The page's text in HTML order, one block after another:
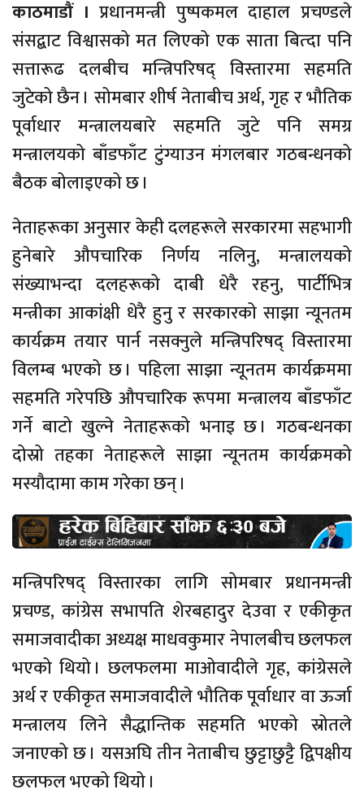
काठमाडौं । प्रधानमन्त्री पुष्पकमल दाहाल प्रचण्डले
संसद्बाट विश्वासको मत लिएको एक साता बित्दा पनि
सत्तारूढ दलबीच मन्त्रिपरिषद् विस्तारमा सहमति
जुटेको छैन । सोमबार शीर्ष नेताबीच अर्थ, गृह र भौतिक
पूर्वाधार मन्त्रालयबारे सहमति जुटे पनि समग्र
मन्त्रालयको बाँडफाँट टुंग्याउन मंगलबार गठबन्धनको
बैठक बोलाइएको छ ।
नेताहरूका अनुसार केही दलहरूले सरकारमा सहभागी
हुनेबारे औपचारिक निर्णय नलिनु, मन्त्रालयको
संख्याभन्दा दलहरूको दाबी धेरै रहनु, पार्टीभित्र
मन्त्रीका आकांक्षी धेरै हुनु र सरकारको साझा न्यूनतम
कार्यक्रम तयार पार्न नसक्नुले मन्त्रिपरिषद् विस्तारमा
विलम्ब भएको छ । पहिला साझा न्यूनतम कार्यक्रममा
सहमति गरेपछि औपचारिक रूपमा मन्त्रालय बाँडफाँट
गर्ने बाटो खुल्ने नेताहरूको भनाइ छ । गठबन्धनका
दोस्रो तहका नेताहरूले साझा न्यूनतम कार्यक्रमको
मस्यौदामा काम गरेका छन् ।
मन्त्रिपरिषद् विस्तारका लागि सोमबार प्रधानमन्त्री
प्रचण्ड, कांग्रेस सभापति शेरबहादुर देउवा र एकीकृत
समाजवादीका अध्यक्ष माधवकुमार नेपालबीच छलफल
भएको थियो । छलफलमा माओवादीले गृह, कांग्रेसले
अर्थ र एकीकृत समाजवादीले भौतिक पूर्वाधार वा ऊर्जा
मन्त्रालय लिने सैद्धान्तिक सहमति भएको स्रोतले
जनाएको छ । यसअघि तीन नेताबीच छुट्टाछुट्टै द्विपक्षीय
छलफल भएको थियो ।